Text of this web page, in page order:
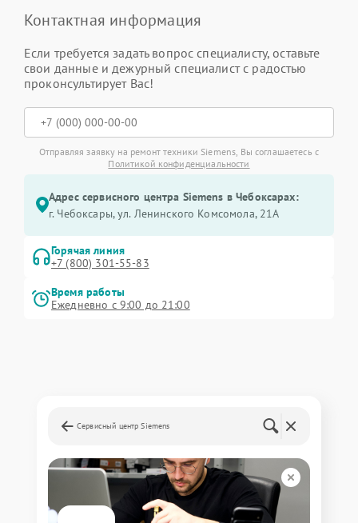
Контактная информация
Если требуется задать вопрос специалисту, оставьте
свои данные и дежурный специалист с радостью
проконсультирует Вас!
Отправляя заявку на ремонт техники Siemens, Вы соглашаетесь с
Политикой конфиденциальности
Адрес сервисного центра Siemens в Чебоксарах:
г. Чебоксары, ул. Ленинского Комсомола, 21А
Горячая линия
+7 (800) 301-55-83
Время работы
Ежедневно с 9:00 до 21:00
Сервисный центр Siemens